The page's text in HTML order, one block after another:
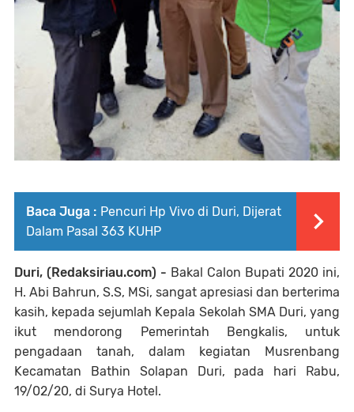
Baca Juga : Pencuri Hp Vivo di Duri, Dijerat
Dalam Pasal 363 KUHP
Duri, (Redaksiriau.com) - Bakal Calon Bupati 2020 ini,
H. Abi Bahrun, S.S, MSi, sangat apresiasi dan berterima
kasih, kepada sejumlah Kepala Sekolah SMA Duri, yang
ikut mendorong Pemerintah Bengkalis, untuk
pengadaan tanah, dalam kegiatan Musrenbang
Kecamatan Bathin Solapan Duri, pada hari Rabu,
19/02/20, di Surya Hotel.